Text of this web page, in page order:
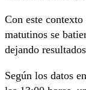
Con este
matutinos se
dejando
Según los datos